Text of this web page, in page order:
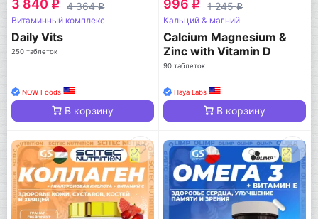
3 840 q 4 364q
Витаминный комплекс
Daily Vits
250 таблеток
NOW Foods
В корзину
996 q 1 245q
Кальций & магний
Calcium Magnesium &
Zinc with Vitamin D
90 таблеток
Haya Labs
В корзину